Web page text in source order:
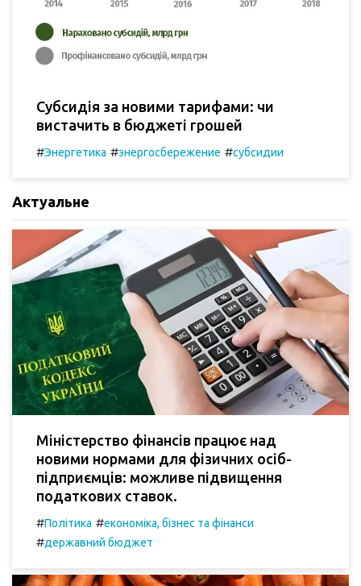
Субсидія за новими тарифами: чи
вистачить в бюджеті грошей
#Энергетика #энергосбережение #субсидии
Актуальне
Міністерство фінансів працює над
новими нормами для фізичних осіб-
підприємців: можливе підвищення
податкових ставок.
#Політика #економіка, бізнес та фінанси
#державний бюджет